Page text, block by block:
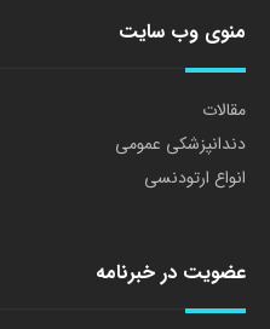
منوی وب سایت
مقالات
دندانپزشکی عمومی
انواع ارتودنسی
عضویت در خبرنامه